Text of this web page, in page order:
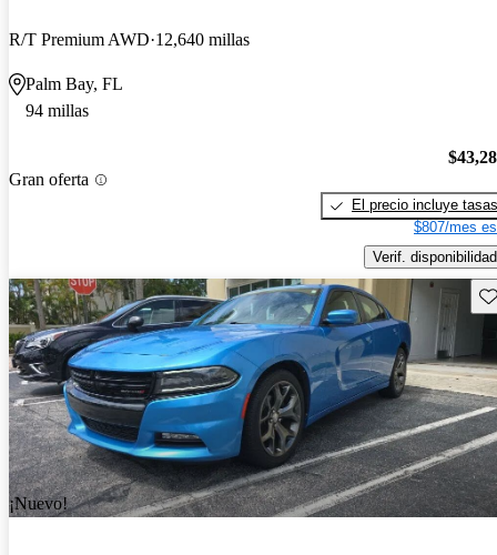
R/T Premium AWD 12,640 millas
Palm Bay, FL
94 millas
Gran oferta
El precio incluye tasas
$807/mes
Verif. disponibilidad
¡Nuevo!